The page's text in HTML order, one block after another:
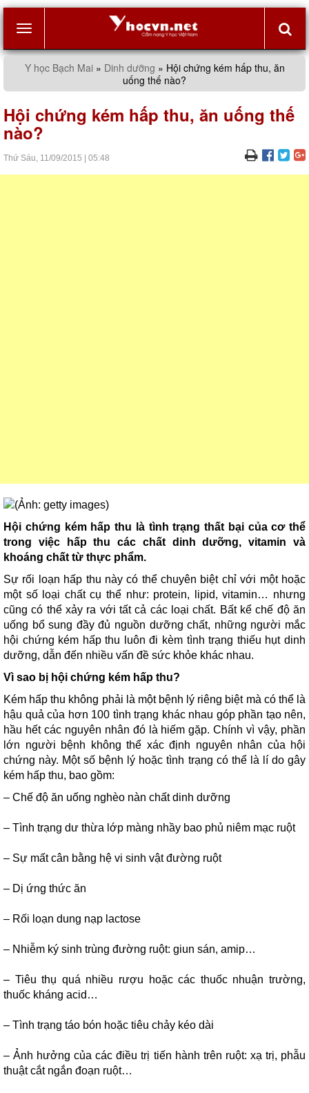
Y học Bạch Mai» Dinh dưỡng » Hội chứng kém hấp thu, ăn
uống thế nào?
Hội chứng kém hấp thu, ăn uống thế
nào?
Thứ Sáu, 11/09/2015 05:48
Hội chứng kém hấp thu là tình trạng thất bại của cơ thể
trong việc hấp thu các chất dinh dưỡng, vitamin và
khoáng chất từ thực phẩm.
Sự rối loạn hấp thu này có thể chuyên biệt chỉ với một hoặc
một số loại chất cụ thể như: protein, lipid, vitamin… nhưng
cũng có thể xảy ra với tất cả các loại chất. Bất kể chế độ ăn
uống bổ sung đầy đủ nguồn dưỡng chất, những người mắc
hội chứng kém hấp thu luôn đi kèm tình trạng thiếu hụt dinh
dưỡng, dẫn đến nhiều vấn đề sức khỏe khác nhau.
Vì sao bị hội chứng kém hấp thu?
Kém hấp thu không phải là một bệnh lý riêng biệt mà có thể là
hậu quả của hơn 100 tình trạng khác nhau góp phần tạo nên,
hầu hết các nguyên nhân đó là hiếm gặp. Chính vì vậy, phần
lớn người bệnh không thể xác định nguyên nhân của hội
chứng này. Một số bệnh lý hoặc tình trạng có thể là lí do gây
kém hấp thu, bao gồm:
– Chế độ ăn uống nghèo nàn chất dinh dưỡng
– Tình trạng dư thừa lớp màng nhầy bao phủ niêm mạc ruột
– Sự mất cân bằng hệ vi sinh vật đường ruột
– Dị ứng thức ăn
– Rối loạn dung nạp lactose
– Nhiễm ký sinh trùng đường ruột: giun sán, amip…
– Tiêu thụ quá nhiều rượu hoặc các thuốc nhuận trường,
thuốc kháng acid…
– Tình trạng táo bón hoặc tiêu chảy kéo dài
– Ảnh hưởng của các điều trị tiến hành trên ruột: xạ trị, phẫu
thuật cắt ngắn đoạn ruột…